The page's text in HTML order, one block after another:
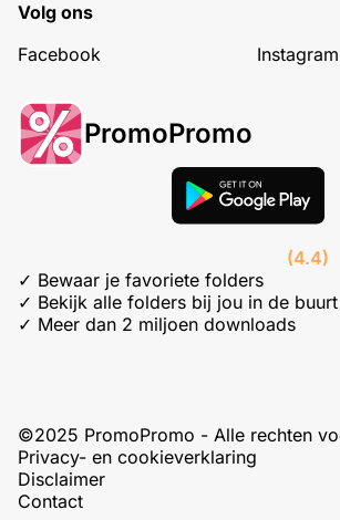
Volg ons
Facebook
Instagram
PromoPromo
(4.4)
✓ Bewaar je favoriete folders
✓ Bekijk alle folders bij jou in de buurt
✓ Meer dan 2 miljoen downloads
©2025 PromoPromo - Alle rechten
Privacy- en cookieverklaring
Disclaimer
Contact